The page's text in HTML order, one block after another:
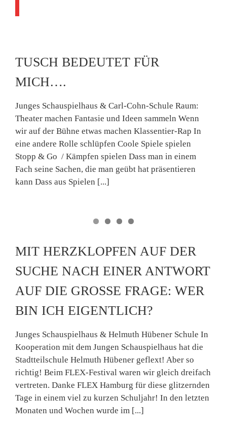
TUSCH BEDEUTET FÜR
MICH….
Junges Schauspielhaus & Carl-Cohn-Schule Raum:
Theater machen Fantasie und Ideen sammeln Wenn
wir auf der Bühne etwas machen Klassentier-Rap In
eine andere Rolle schlüpfen Coole Spiele spielen
Stopp & Go / Kämpfen spielen Dass man in einem
Fach seine Sachen, die man geübt hat präsentieren
kann Dass aus Spielen [...]
MIT HERZKLOPFEN AUF DER
SUCHE NACH EINER ANTWORT
AUF DIE GROSSE FRAGE: WER
BIN ICH EIGENTLICH?
Junges Schauspielhaus & Helmuth Hübener Schule In
Kooperation mit dem Jungen Schauspielhaus hat die
Stadtteilschule Helmuth Hübener geflext! Aber so
richtig! Beim FLEX-Festival waren wir gleich dreifach
vertreten. Danke FLEX Hamburg für diese glitzernden
Tage in einem viel zu kurzen Schuljahr! In den letzten
Monaten und Wochen wurde im [...]